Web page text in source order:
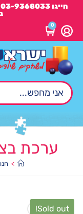
0
ערכת
>
המוצר הבא
Sold out!